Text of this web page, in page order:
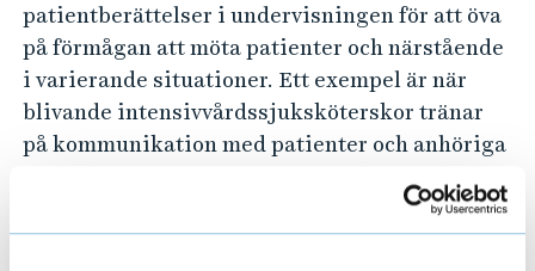
patientberättelser i undervisningen för att öva
på förmågan att möta patienter och närstående
i varierande situationer. Ett exempel är när
blivande intensivvårdssjuksköterskor tränar
på kommunikation med patienter och anhöriga
– I undervisningen handlar det om att arbeta